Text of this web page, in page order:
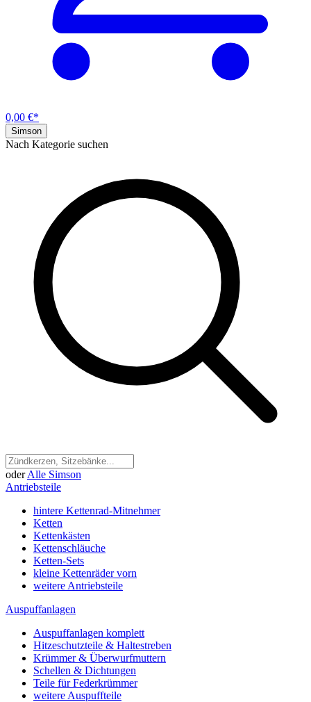
0,00 €*
Simson
Nach Kategorie suchen
oder Alle Simson
Antriebsteile
hintere Kettenrad-Mitnehmer
Ketten
Kettenkästen
Kettenschläuche
Ketten-Sets
kleine Kettenräder vorn
weitere Antriebsteile
Auspuffanlagen
Auspuffanlagen komplett
Hitzeschutzteile & Haltestreben
Krümmer & Überwurfmuttern
Schellen & Dichtungen
Teile für Federkrümmer
weitere Auspuffteile